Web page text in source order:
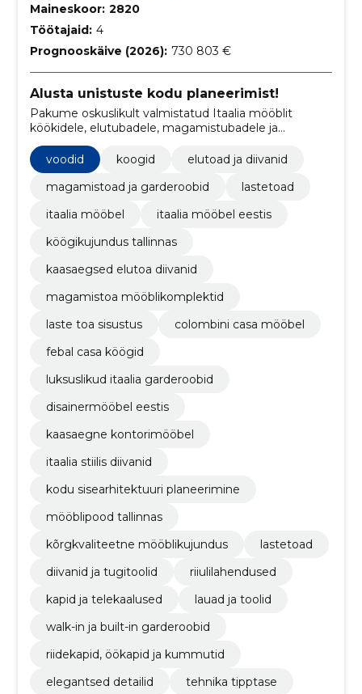
Maineskoor: 2820
Töötajaid: 4
Prognooskäive (2026): 730 803 €
Alusta unistuste kodu planeerimist!
Pakume oskuslikult valmistatud Itaalia mööblit
köökidele, elutubadele, magamistubadele ja
voodid
koogid
elutoad ja diivanid
magamistoad ja garderoobid
lastetoad
itaalia mööbel
itaalia mööbel eestis
köögikujundus tallinnas
kaasaegsed elutoa diivanid
magamistoa mööblikomplektid
laste toa sisustus
colombini casa mööbel
febal casa köögid
luksuslikud itaalia garderoobid
disainermööbel eestis
kaasaegne kontorimööbel
itaalia stiilis diivanid
kodu sisearhitektuuri planeerimine
mööblipood tallinnas
kõrgkvaliteetne mööblikujundus
lastetoad
diivanid ja tugitoolid
riiulilahendused
kapid ja telekaalused
lauad ja toolid
walk-in ja built-in garderoobid
riidekapid, öökapid ja kummutid
elegantsed detailid
tehnika tipptase